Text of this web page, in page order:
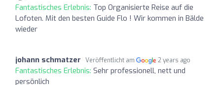
Fantastisches Erlebnis: Top Organisierte Reise auf die
Lofoten. Mit den besten Guide Flo ! Wir kommen in Bälde
wieder
johann schmatzer Veröffentlicht am 2 years ago
Fantastisches Erlebnis: Sehr professionell, nett und
persönlich